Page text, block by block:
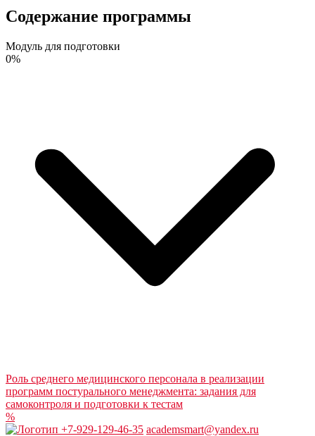
Содержание программы
Модуль для подготовки
0%
Роль среднего медицинского персонала в реализации
программ постурального менеджмента: задания для
самоконтроля и подготовки к тестам
%
+7-929-129-46-35 academsmart@yandex.ru